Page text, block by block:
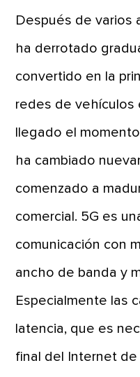
Después de varios
ha derrotado
convertido en la
redes de vehículos
llegado el
ha cambiado
comenzado a
comercial. 5G es
comunicación con
ancho de banda y
Especialmente las
latencia, que es
final del Internet de